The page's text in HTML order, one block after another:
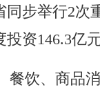
同步举行2次
投资146.3亿
餐饮、商品